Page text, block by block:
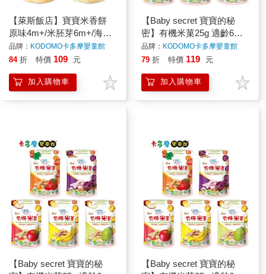
【萊斯飯店】寶寶米香餅
原味4m+/米胚芽6m+/海苔
12m+ 30g 米餅 寶寶米餅 無
糖 無添加｜卡多摩
品牌： KODOMO卡多摩嬰童館
84 折 特價 109 元
加入購物車
【Baby secret 寶寶的秘
密】有機米菓25g 適齡6m+
寶寶米餅 原廠公司貨｜卡
多摩
品牌： KODOMO卡多摩嬰童館
79 折 特價 119 元
加入購物車
【Baby secret 寶寶的秘
【Baby secret 寶寶的秘